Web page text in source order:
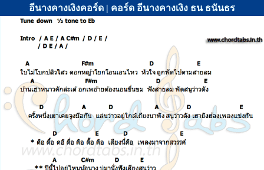
อีนางคางเงิงคอร์ด | คอร์ด อีนางคางเงิง ธน ธนันธร